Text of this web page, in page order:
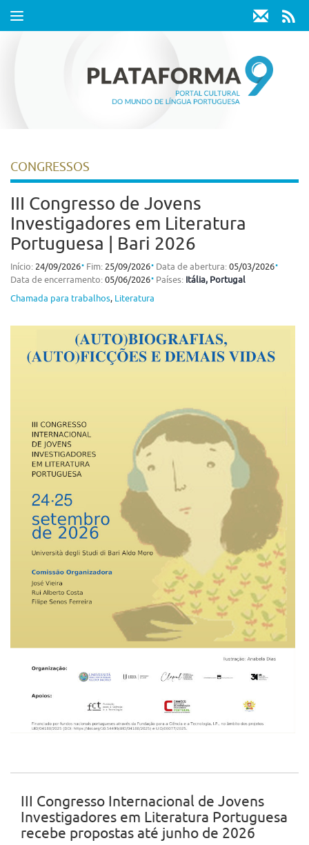
Toggle
CONGRESSOS
III Congresso de Jovens
Investigadores em Literatura
Portuguesa | Bari 2026
Início: 24/09/2026⋅ Fim: 25/09/2026⋅ Data de abertura: 05/03/2026⋅
Data de encerramento: 05/06/2026⋅ Países: Itália, Portugal
Chamada para trabalhos, Literatura
III Congresso Internacional de Jovens
Investigadores em Literatura Portuguesa
recebe propostas até junho de 2026